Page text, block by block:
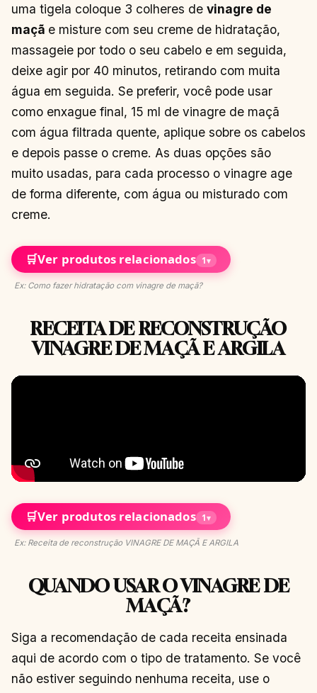
uma tigela coloque 3 colheres de vinagre de
maçã e misture com seu creme de hidratação,
massageie por todo o seu cabelo e em seguida,
deixe agir por 40 minutos, retirando com muita
água em seguida. Se preferir, você pode usar
como enxague final, 15 ml de vinagre de maçã
com água filtrada quente, aplique sobre os cabelos
e depois passe o creme. As duas opções são
muito usadas, para cada processo o vinagre age
de forma diferente, com água ou misturado com
creme.
🛒Ver produtos relacionados 1▾
Ex: Como fazer hidratação com vinagre de maçã?
RECEITA DE RECONSTRUÇÃO
VINAGRE DE MAÇÃ E ARGILA
🛒Ver produtos relacionados 1▾
Ex: Receita de reconstrução VINAGRE DE MAÇÃ E ARGILA
QUANDO USAR O VINAGRE DE
MAÇÃ?
Siga a recomendação de cada receita ensinada
aqui de acordo com o tipo de tratamento. Se você
não estiver seguindo nenhuma receita, use o